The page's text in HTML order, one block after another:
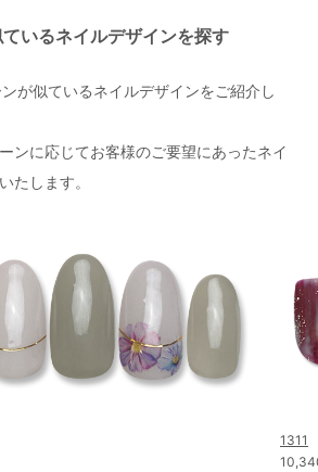
いるネイルデザインを探す
ンが似ているネイルデザインをご紹介し
ンに応じてお客様のご要望にあったネイ
たします。
1311